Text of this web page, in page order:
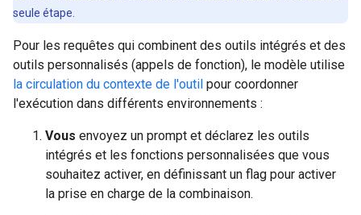
seule étape.
Pour les requêtes qui combinent des outils intégrés et des
outils personnalisés (appels de fonction), le modèle utilise
la circulation du contexte de l'outil pour coordonner
l'exécution dans différents environnements :
Vous envoyez un prompt et déclarez les outils
intégrés et les fonctions personnalisées que vous
souhaitez activer, en définissant un flag pour activer
la prise en charge de la combinaison.